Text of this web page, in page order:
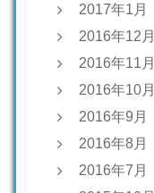
2017年1月
2016年12月
2016年11月
2016年10月
2016年9月
2016年8月
2016年7月